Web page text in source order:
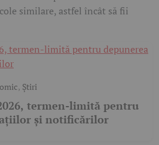
similare, astfel încât să fii
, Știri
termen-limită pentru
și notificărilor